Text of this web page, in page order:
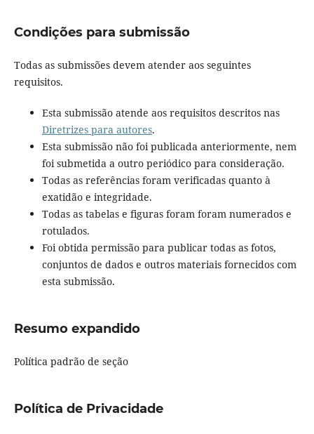
Condições para submissão
Todas as submissões devem atender aos seguintes
requisitos.
Esta submissão atende aos requisitos descritos nas
Diretrizes para autores.
Esta submissão não foi publicada anteriormente, nem
foi submetida a outro periódico para consideração.
Todas as referências foram verificadas quanto à
exatidão e integridade.
Todas as tabelas e figuras foram foram numerados e
rotulados.
Foi obtida permissão para publicar todas as fotos,
conjuntos de dados e outros materiais fornecidos com
esta submissão.
Resumo expandido
Política padrão de seção
Política de Privacidade